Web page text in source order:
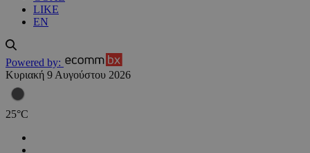
LIKE
EN
Powered by:
Κυριακή 9 Αυγούστου 2026
25°C